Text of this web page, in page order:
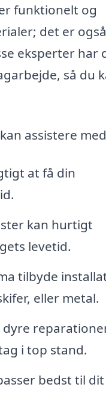
funktionelt og
det er
eksperter har
så du
assistere
at få din
kan hurtigt
levetid.
tilbyde
eller metal.
i top stand.
bedst til